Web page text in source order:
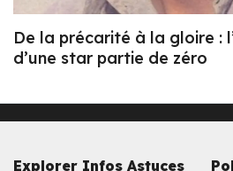
De la précarité à la gloire :
d’une star partie de zéro
Explorer Infos Astuces